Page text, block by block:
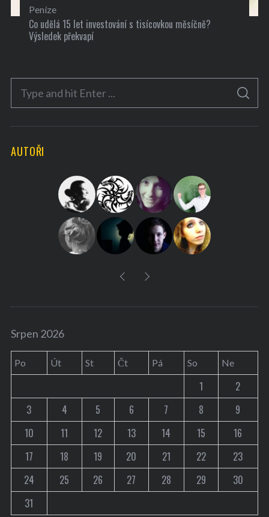
Peníze
Co udělá 15 let investování s tisícovkou měsíčně?
Výsledek překvapí
c
S
A
C
AUTOŘI
Srpen 2026
Po Út St Čt Pá So Ne
1
2
3
4 5 6 7 8
9
10
11 12 13 14 15
16
17
18 19 20 21 22
23
24
25 26 27 28 29
30
31